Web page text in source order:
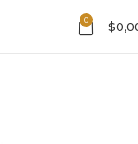
0 $